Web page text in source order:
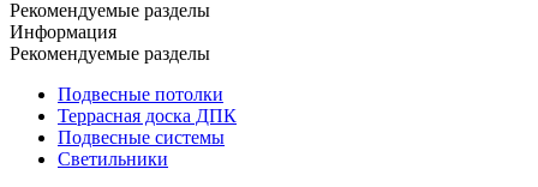
Рекомендуемые разделы
Информация
Рекомендуемые разделы
Подвесные потолки
Террасная доска ДПК
Подвесные системы
Светильники